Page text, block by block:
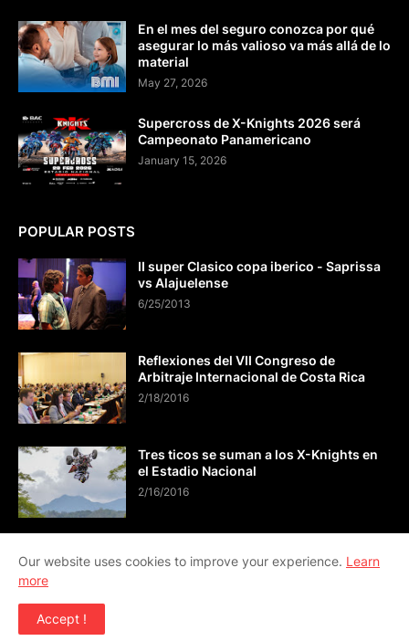
En el mes del seguro conozca por qué
asegurar lo más valioso va más allá de lo
material
May 27, 2026
Supercross de X-Knights 2026 será
Campeonato Panamericano
January 15, 2026
POPULAR POSTS
II super Clasico copa iberico - Saprissa
vs Alajuelense
6/25/2013
Reflexiones del VII Congreso de
Arbitraje Internacional de Costa Rica
2/18/2016
Tres ticos se suman a los X-Knights en
el Estadio Nacional
2/16/2016
Our website uses cookies to improve your experience. Learn
more
Accept !